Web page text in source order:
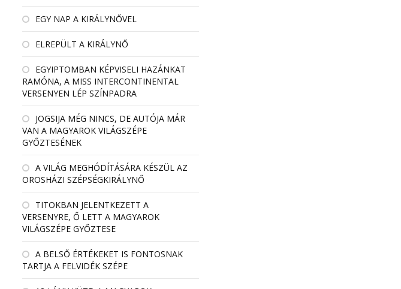
EGY NAP A KIRÁLYNŐVEL
ELREPÜLT A KIRÁLYNŐ
EGYIPTOMBAN KÉPVISELI HAZÁNKAT
RAMÓNA, A MISS INTERCONTINENTAL
VERSENYEN LÉP SZÍNPADRA
JOGSIJA MÉG NINCS, DE AUTÓJA MÁR
VAN A MAGYAROK VILÁGSZÉPE
GYŐZTESÉNEK
A VILÁG MEGHÓDÍTÁSÁRA KÉSZÜL AZ
OROSHÁZI SZÉPSÉGKIRÁLYNŐ
TITOKBAN JELENTKEZETT A
VERSENYRE, Ő LETT A MAGYAROK
VILÁGSZÉPE GYŐZTESE
A BELSŐ ÉRTÉKEKET IS FONTOSNAK
TARTJA A FELVIDÉK SZÉPE